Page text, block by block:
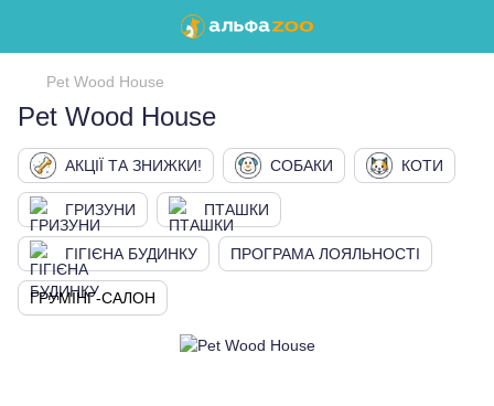
Pet Wood House
Pet Wood House
АКЦІЇ ТА ЗНИЖКИ! СОБАКИ КОТИ
ГРИЗУНИ ПТАШКИ
ГІГІЄНА БУДИНКУ ПРОГРАМА ЛОЯЛЬНОСТІ
ГРУМІНГ-САЛОН